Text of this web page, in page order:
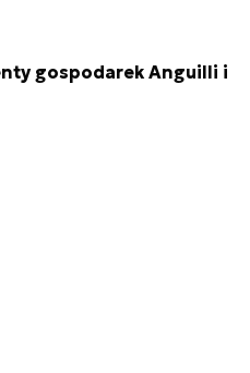
gospodarek Anguilli i